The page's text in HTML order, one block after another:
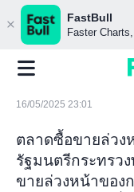
FastBull
Faster
16/05/2025 23:01
ตลาดซื้อขายล่ว
รัฐมนตรีกระทรว
ขายล่วงหน้าข